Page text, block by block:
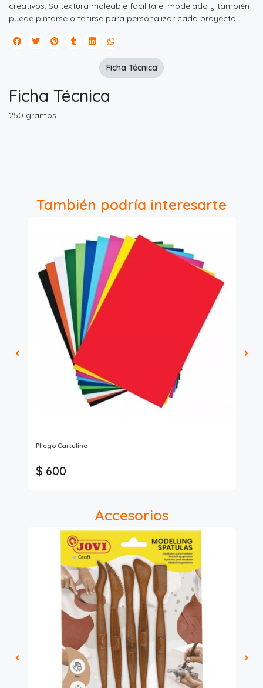
creativos. Su textura maleable facilita el modelado y también
puede pintarse o teñirse para personalizar cada proyecto.
Ficha Técnica
250 gramos
Ficha Técnica
También podría interesarte
Pliego Cartulina
$ 600
Accesorios